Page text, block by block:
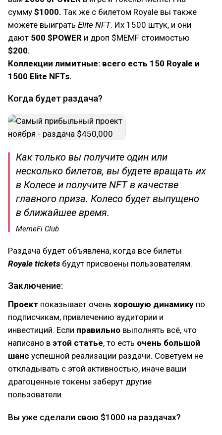
сумму $1000. Так же с билетом Royale вы также
можете выиграть Elite NFT. Их 1500 штук, и они
дают 500 $POWER и дроп $MEMF стоимостью
$200.
Коллекции лимитные: всего есть 150 Royale и
1500 Elite NFTs.
Когда будет раздача?
Как только вы получите один или
несколько билетов, вы будете вращать их
в Колесе и получите NFT в качестве
главного приза. Колесо будет выпущено
в ближайшее время.
MemeFi Club
Раздача будет объявлена, когда все билеты
Royale tickets будут присвоены пользователям.
Заключение:
Проект показывает очень хорошую динамику по
подписчикам, привлечению аудитории и
инвестиций. Если правильно выполнять всё, что
написано в этой статье, то есть очень большой
шанс успешной реализации раздачи. Советуем не
откладывать с этой активностью, иначе ваши
драгоценные токены заберут другие
пользователи.
Вы уже сделали свою $1000 на раздачах?